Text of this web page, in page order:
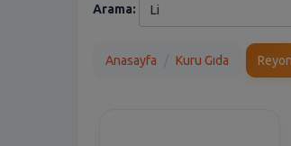
Arama:
Anasayfa Kuru Gıda